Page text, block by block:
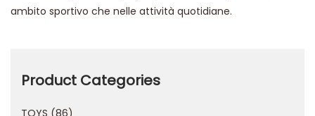
ambito sportivo che nelle attività quotidiane.
Product Categories